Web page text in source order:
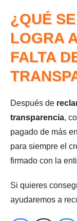
¿QUÉ
LOGRA
FALTA
Después de
transparencia,
pagado de más
para siempre el
firmado con la
Si quieres
ayudaremos a